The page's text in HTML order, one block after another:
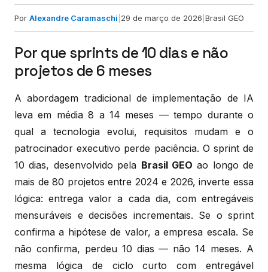
Por Alexandre Caramaschi 29 de março de 2026 Brasil GEO
Por que sprints de 10 dias e não
projetos de 6 meses
A abordagem tradicional de implementação de IA
leva em média 8 a 14 meses — tempo durante o
qual a tecnologia evolui, requisitos mudam e o
patrocinador executivo perde paciência. O sprint de
10 dias, desenvolvido pela Brasil GEO ao longo de
mais de 80 projetos entre 2024 e 2026, inverte essa
lógica: entrega valor a cada dia, com entregáveis
mensuráveis e decisões incrementais. Se o sprint
confirma a hipótese de valor, a empresa escala. Se
não confirma, perdeu 10 dias — não 14 meses. A
mesma lógica de ciclo curto com entregável